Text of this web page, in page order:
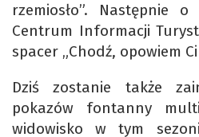
rzemiosło”. Następnie
Centrum Informacji
spacer „Chodź, opowiem
Dziś zostanie także
pokazów fontanny
widowisko w tym